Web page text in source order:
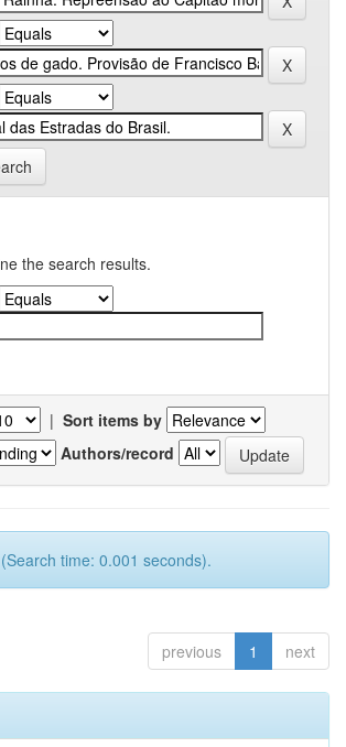
the search results.
| Sort items by
Authors/record
time: 0.001 seconds).
previous 1 next